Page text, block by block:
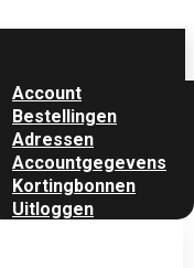
Account
Bestellingen
Adressen
Accountgegevens
Kortingbonnen
Uitloggen